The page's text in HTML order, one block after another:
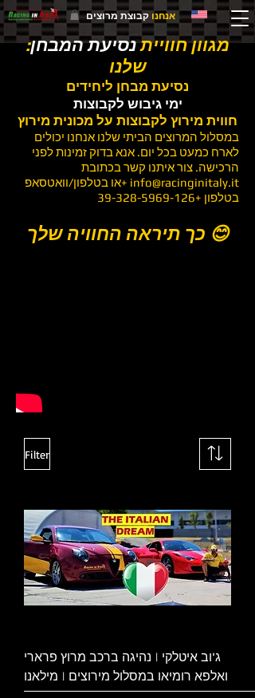
אנחנוקבוצת מרוצים
:מגוון חווייתנסיעת המבחן
שלנו
נסיעת מבחן ליחידים
ימי גיבוש לקבוצות
חווית מירוץ לקבוצות על מכונית מירוץ
במסלול המרוצים הביתי שלנו אנחנו יכולים
לארח כמעט בכל יום. אנא בדוק זמינות לפני
הרכישה. צור איתנו קשר בכתובת
info@racinginitaly.it +או בטלפון/וואטסאפ
בטלפון +39-328-5969-126
כך תיראה החוויה שלך 😊
Filter
ג'וב איטלקי | נהיגה ברכב מרוץ פרארי
ואלפא רומיאו במסלול מירוצים | מילאנו